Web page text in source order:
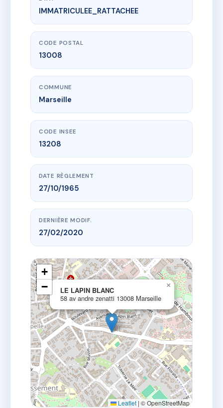
www.vme.plus/AA2405801
LE LAPIN BLANC
58 av andre zenatti
IMMATRICULEE_RATTACHEE
CODE POSTAL
13008
COMMUNE
Marseille
CODE INSEE
13208
DATE RÈGLEMENT
27/10/1965
DERNIÈRE MODIF.
27/02/2020
LE LAPIN BLANC
58 av andre zenatti 13008 Marseille
×
+
−
Leaflet | © OpenStreetMap